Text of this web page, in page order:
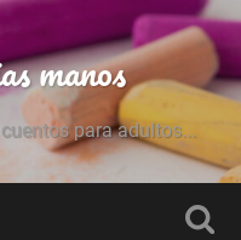
manos
para adultos...